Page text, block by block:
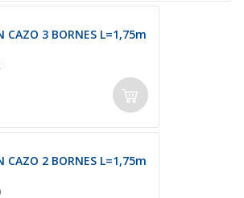
CAZO 3 BORNES L=1,75m
CAZO 2 BORNES L=1,75m